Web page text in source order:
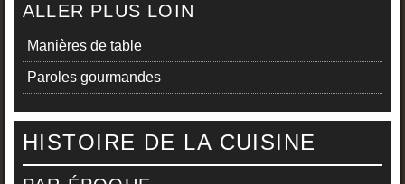
ALLER PLUS LOIN
Manières de table
Paroles gourmandes
HISTOIRE DE LA CUISINE